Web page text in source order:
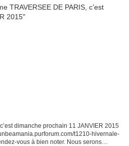
dimanche prochain 11 JANVIER 2015
t1210-hivernale-
vous à bien noter. Nous serons